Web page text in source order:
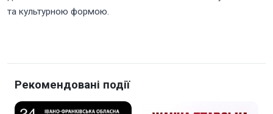
та культурною формою.
Рекомендовані події